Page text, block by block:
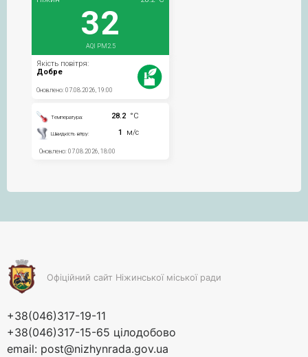
Офіційний сайт Ніжинської міської ради
+38(046)317-19-11
+38(046)317-15-65 цілодобово
email: post@nizhynrada.gov.ua